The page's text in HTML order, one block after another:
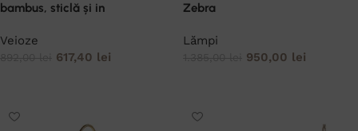
bambus, sticlă și in
Veioze
617,40 lei
Zebra
Lămpi
950,00 lei